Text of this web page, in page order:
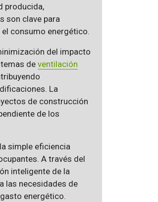
producida,
son clave para
consumo energético.
del impacto
de ventilación
La
de construcción
de los
simple eficiencia
A través del
inteligente de la
las necesidades de
energético.